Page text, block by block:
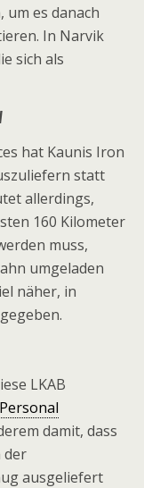
es danach
In Narvik
sich als
hat Kaunis Iron
statt
allerdings,
160 Kilometer
muss,
umgeladen
näher, in
LKAB
damit, dass
der
ausgeliefert